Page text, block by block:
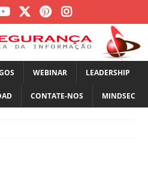
WEBINAR LEADERSHIP
CONTATE-NOS MINDSEC